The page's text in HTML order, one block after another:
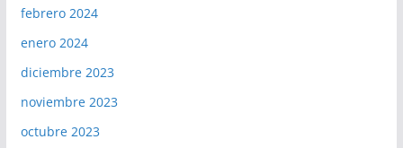
febrero 2024
enero 2024
diciembre 2023
noviembre 2023
octubre 2023